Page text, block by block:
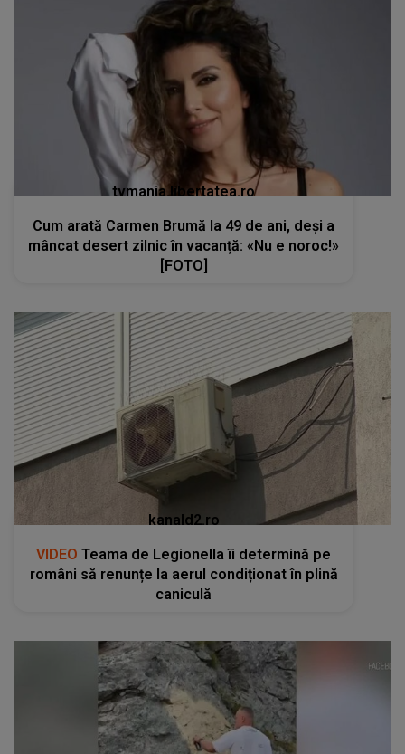
tvmania.libertatea.ro
Cum arată Carmen Brumă la 49 de ani, deși a
mâncat desert zilnic în vacanță: «Nu e noroc!»
[FOTO]
kanald2.ro
VIDEO Teama de Legionella îi determină pe
români să renunțe la aerul condiționat în plină
caniculă